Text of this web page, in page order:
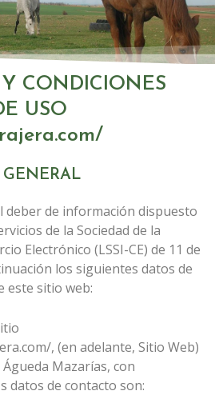
CONDICIONES
USO
deber de información dispuesto
de la Sociedad de la
Electrónico (LSSI-CE) de 11 de
los siguientes datos de
este sitio web:
, (en adelante, Sitio Web)
Águeda Mazarías, con
datos de contacto son: